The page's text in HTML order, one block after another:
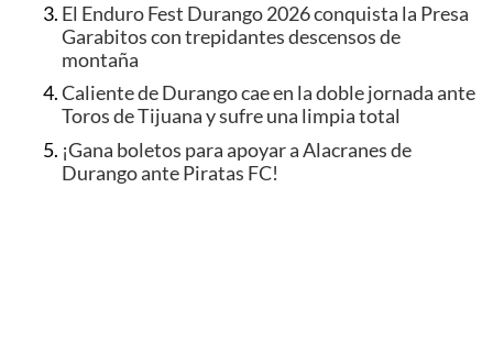
El Enduro Fest Durango 2026 conquista la Presa
Garabitos con trepidantes descensos de
montaña
Caliente de Durango cae en la doble jornada ante
Toros de Tijuana y sufre una limpia total
¡Gana boletos para apoyar a Alacranes de
Durango ante Piratas FC!